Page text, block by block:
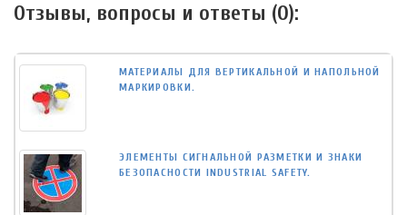
Отзывы, вопросы и ответы (0):
МАТЕРИАЛЫ ДЛЯ ВЕРТИКАЛЬНОЙ И НАПОЛЬНОЙ
МАРКИРОВКИ.
ЭЛЕМЕНТЫ СИГНАЛЬНОЙ РАЗМЕТКИ И ЗНАКИ
БЕЗОПАСНОСТИ INDUSTRIAL SAFETY.